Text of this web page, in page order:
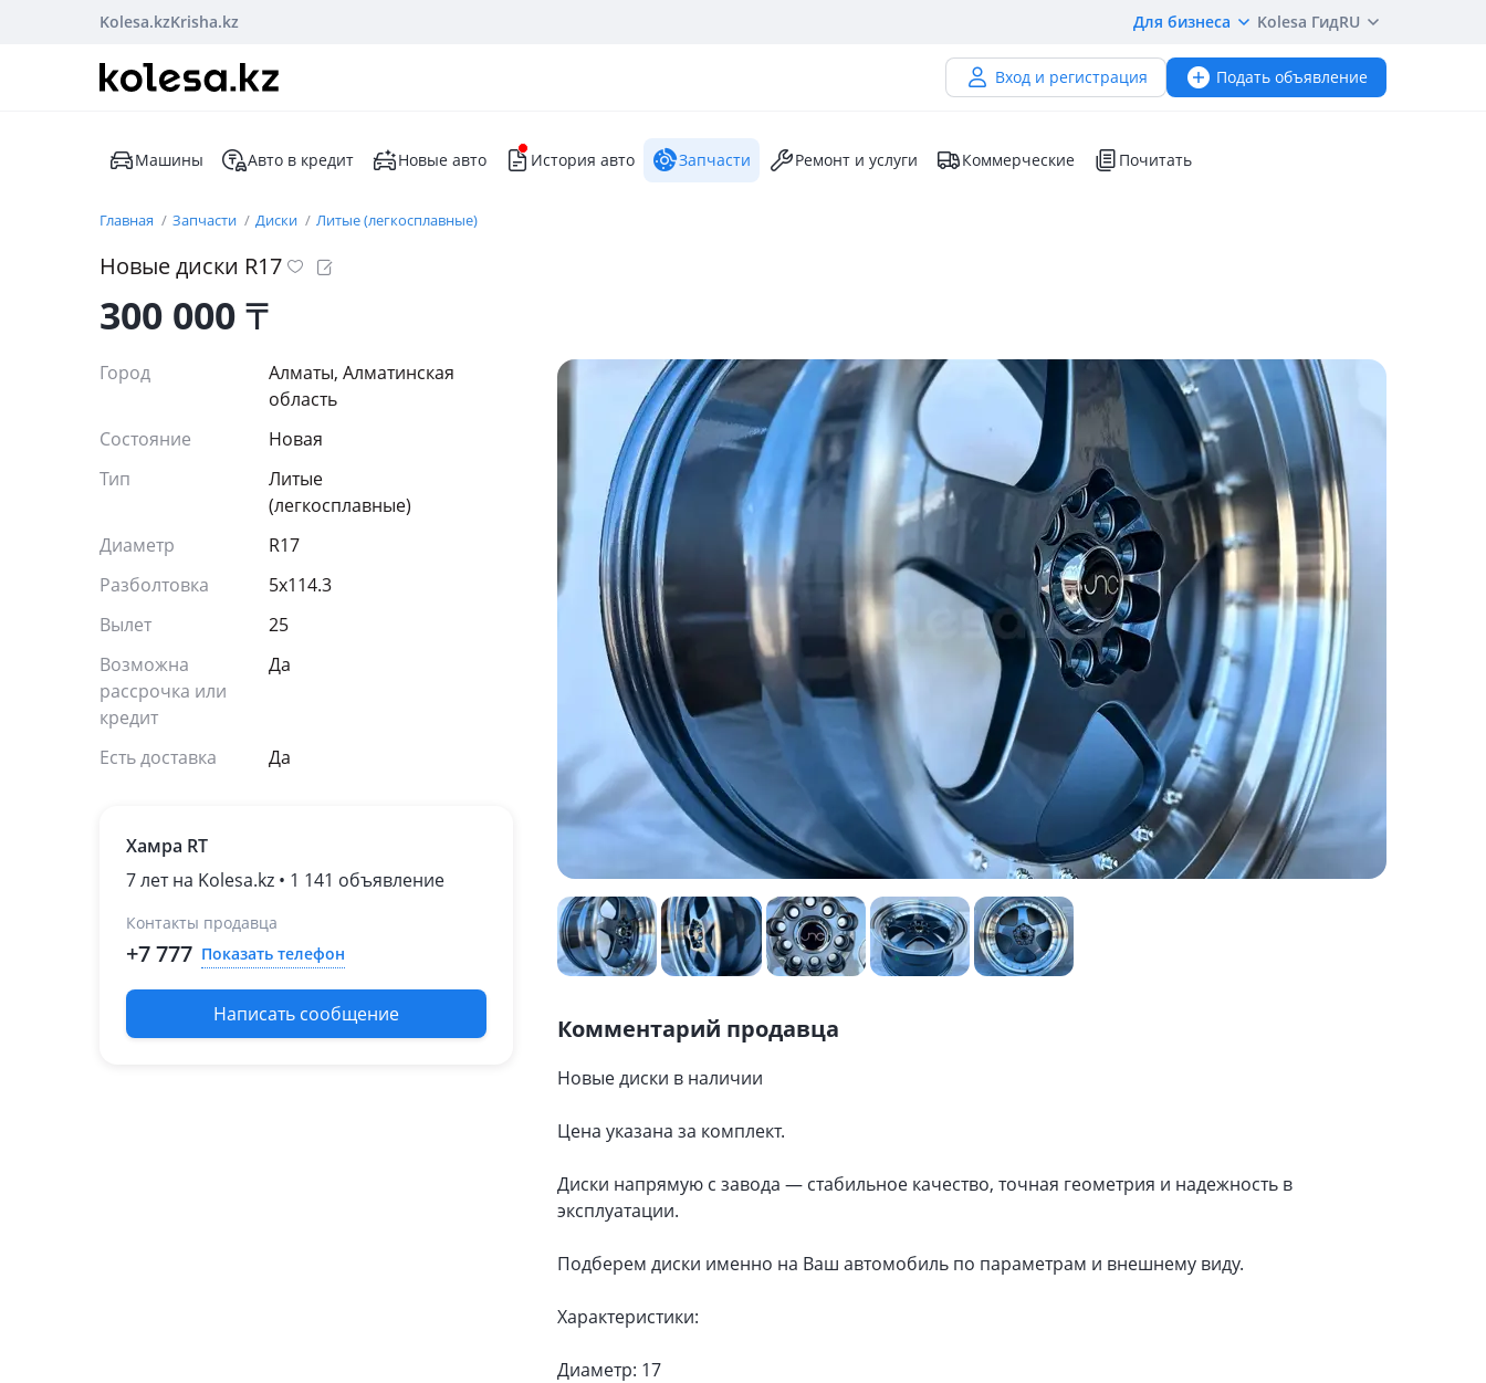
Kolesa.kzKrisha.kz Для бизнеса Kolesa ГидRU
Вход и регистрация Подать объявление
Машины Авто в кредит Новые авто История авто Запчасти Ремонт и услуги Коммерческие Почитать
Главная Запчасти Диски Литые (легкосплавные)
Новые диски R17
300 000₸
Город
Алматы, Алматинская
область
Состояние
Новая
Тип
Литые
(легкосплавные)
Диаметр
R17
Разболтовка
5x114.3
Вылет
25
Возможна
рассрочка или
кредит
Да
Есть доставка Да
Хамра RT
7 лет на Kolesa.kz • 1 141 объявление
Контакты продавца
+7 777 Показать телефон
Написать сообщение Комментарий продавца
Новые диски в наличии
Цена указана за комплект.
Диски напрямую с завода — стабильное качество, точная геометрия и надежность в
эксплуатации.
Подберем диски именно на Ваш автомобиль по параметрам и внешнему виду.
Характеристики:
Диаметр: 17